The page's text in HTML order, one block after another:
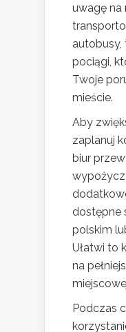
uwagę na
autobusy,
pociągi,
Twoje
mieście.
Aby
zaplanuj
biur
dostępne
polskim
Ułatwi to
na
Podczas